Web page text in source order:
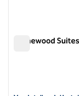
Homewood